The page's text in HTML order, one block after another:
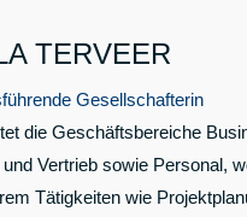
TERVEER
Gesellschafterin
die Geschäftsbereiche
Vertrieb sowie Personal,
Tätigkeiten wie